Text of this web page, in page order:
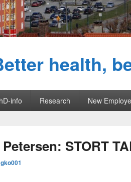
health,
info Research New
STORT
gko001